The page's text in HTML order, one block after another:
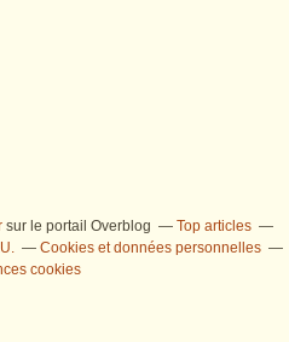
sur le portail Overblog
Top articles
Cookies et données personnelles
cookies